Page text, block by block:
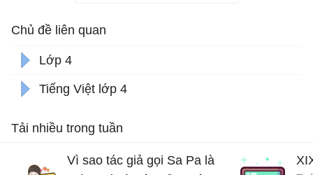
Chủ đề liên quan
Lớp 4
Tiếng Việt lớp 4
Tải nhiều trong tuần
Vì sao tác giả gọi Sa Pa là